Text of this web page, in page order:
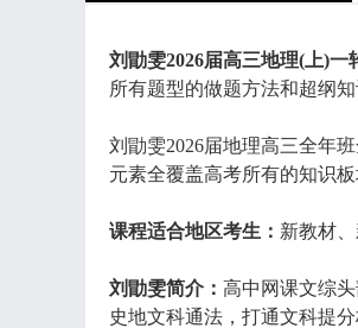
刘勖雯2026届高三地理(上)一
所有题型的做题方法和超纲
刘勖雯2026届地理高三全年
元素全覆盖高考所有的知识
课程适合地区考生： 新教材
刘勖雯简介： 高中网课文综
史地文科通法，打通文科提